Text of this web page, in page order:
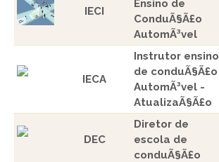
IECI
Ensino de
ConduÃ§Ã£o
AutomÃ³vel
IECA
Instrutor ensino
de conduÃ§Ã£o
AutomÃ³vel -
AtualizaÃ§Ã£o
DEC
Diretor de
escola de
conduÃ§Ã£o